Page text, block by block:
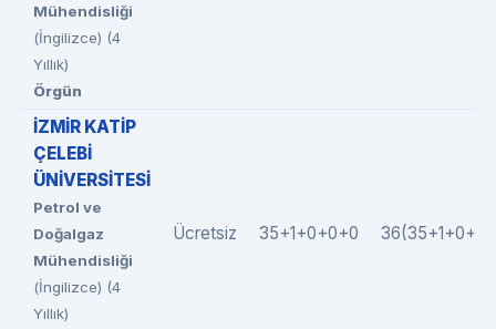
Mühendisliği
(İngilizce) (4
Yıllık)
Örgün
İZMİR KATİP
ÇELEBİ
ÜNİVERSİTESİ
Petrol ve
Doğalgaz
Mühendisliği
(İngilizce) (4
Yıllık)
Ücretsiz 35+1+0+0+0